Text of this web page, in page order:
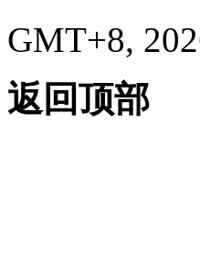
GMT+8,
返回顶部